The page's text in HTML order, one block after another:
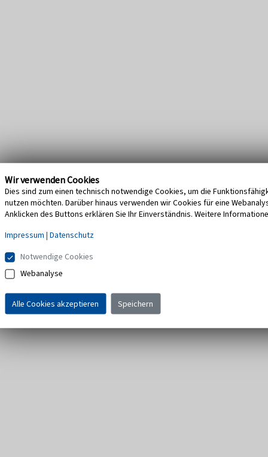
Wir verwenden Cookies
Dies sind zum einen technisch notwendige Cookies, um die
nutzen möchten. Darüber hinaus verwenden wir Cookies für eine
Anklicken des Buttons erklären Sie Ihr Einverständnis. Weitere
Impressum | Datenschutz
Notwendige Cookies
Webanalyse
Alle Cookies akzeptieren Speichern